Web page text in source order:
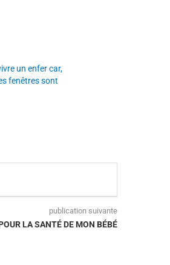
un enfer car,
fenêtres sont
publication suivante
LA SANTÉ DE MON BÉBÉ